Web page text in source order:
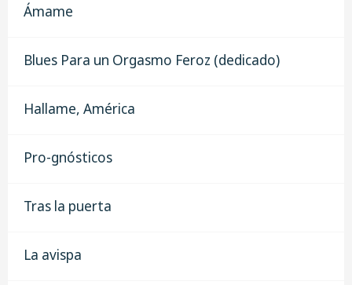
Ámame
Blues Para un Orgasmo Feroz (dedicado)
Hallame, América
Pro-gnósticos
Tras la puerta
La avispa